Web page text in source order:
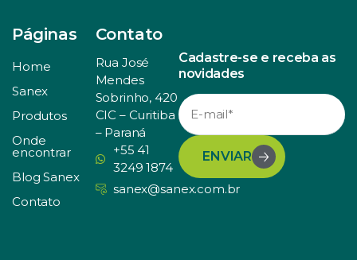
Páginas
Home
Sanex
Produtos
Onde
encontrar
Blog Sanex
Contato
Contato
Rua José
Mendes
Sobrinho, 420
CIC – Curitiba
– Paraná
+55 41
3249 1874
sanex@sanex.com.br
Cadastre-se e receba as
novidades
ENVIAR